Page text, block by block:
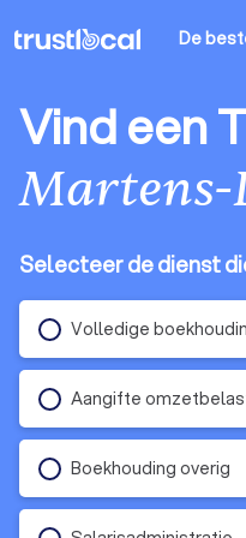
De
Vind een
Martens-
Selecteer de dienst
Volledige
Aangifte
Boekhouding overig